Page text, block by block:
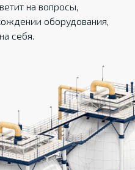
на вопросы,
оборудования,
себя.